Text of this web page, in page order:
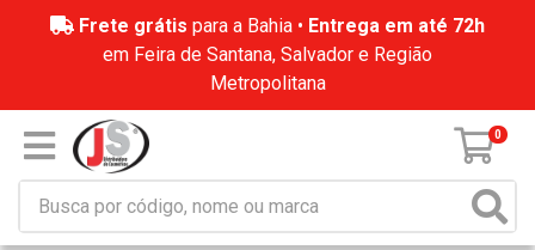
Frete grátis para a Bahia • Entrega em até 72h
em Feira de Santana, Salvador e Região
Metropolitana
0